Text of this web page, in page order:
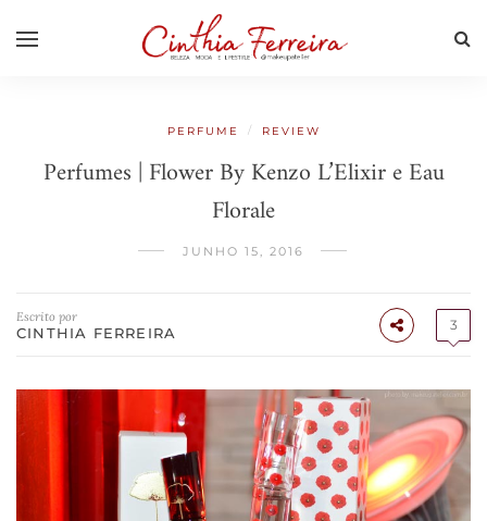
PERFUME / REVIEW
Perfumes | Flower By Kenzo L’Elixir e Eau
Florale
JUNHO 15, 2016
Escrito por
CINTHIA FERREIRA 3